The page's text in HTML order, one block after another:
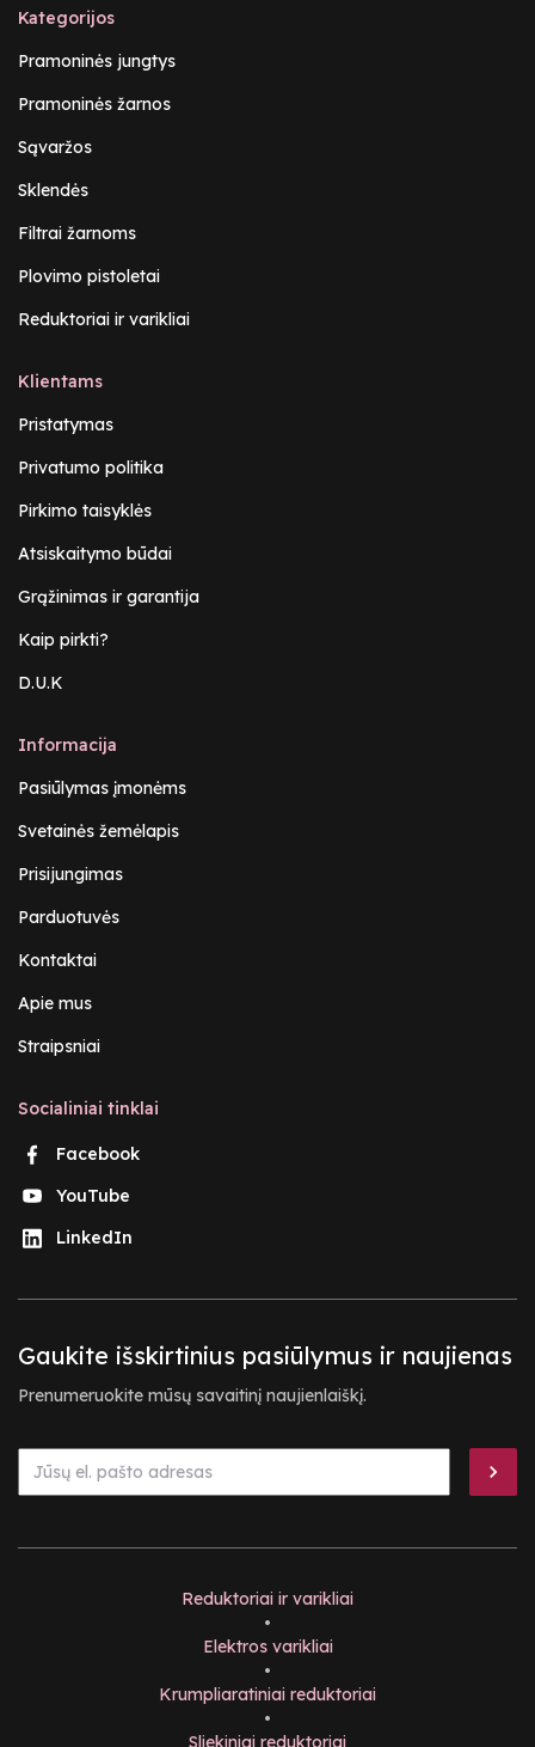
Kategorijos
Pramoninės jungtys
Pramoninės žarnos
Sąvaržos
Sklendės
Filtrai žarnoms
Plovimo pistoletai
Reduktoriai ir varikliai
Klientams
Pristatymas
Privatumo politika
Pirkimo taisyklės
Atsiskaitymo būdai
Grąžinimas ir garantija
Kaip pirkti?
D.U.K
Informacija
Pasiūlymas įmonėms
Svetainės žemėlapis
Prisijungimas
Parduotuvės
Kontaktai
Apie mus
Straipsniai
Socialiniai tinklai
Facebook
YouTube
LinkedIn
Gaukite išskirtinius pasiūlymus ir naujienas
Prenumeruokite mūsų savaitinį naujienlaiškį.
Reduktoriai ir varikliai
•
Elektros varikliai
•
Krumpliaratiniai reduktoriai
•
Sliekiniai reduktoriai